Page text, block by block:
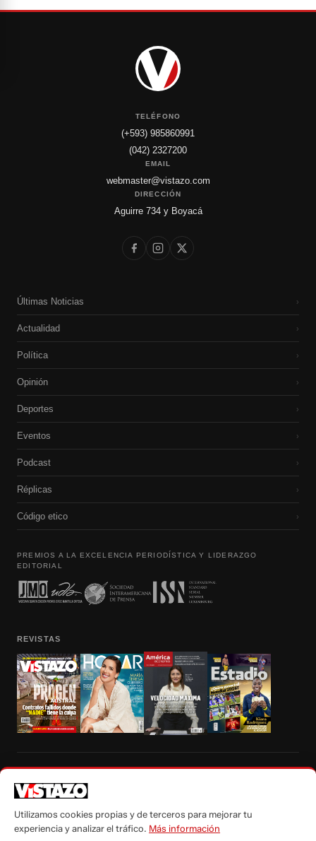
TELÉFONO
(+593) 985860991
(042) 2327200
EMAIL
webmaster@vistazo.com
DIRECCIÓN
Aguirre 734 y Boyacá
Últimas Noticias ›
Actualidad ›
Política ›
Opinión ›
Deportes ›
Eventos ›
Podcast ›
Réplicas ›
Código etico ›
PREMIOS A LA EXCELENCIA PERIODÍSTICA Y LIDERAZGO
EDITORIAL
REVISTAS
autorización escrita de su titular, de todos los contenidos de Vistazo.com.
Utilizamos cookies propias y de terceros para mejorar tu
experiencia y analizar el tráfico. Más información